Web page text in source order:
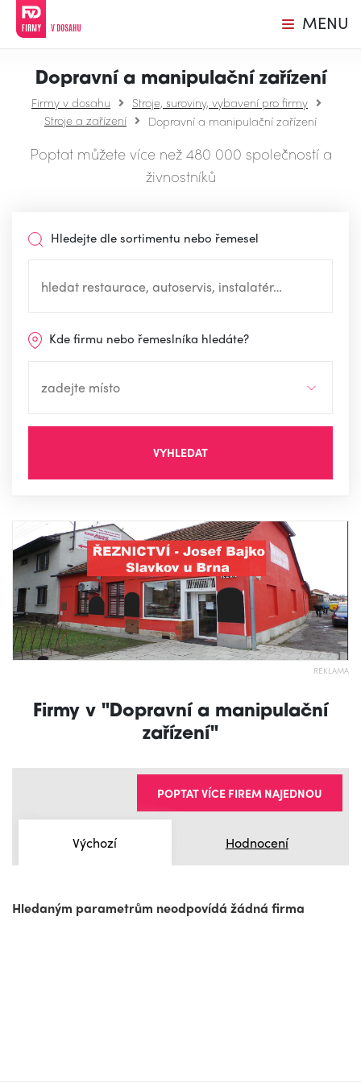
MENU
Dopravní a manipulační zařízení
Firmy v dosahu
Stroje, suroviny, vybavení pro firmy
Stroje a zařízení
Dopravní a manipulační zařízení
Poptat můžete více než 480 000 společností a
živnostníků
Hledejte dle sortimentu nebo řemesel
Kde firmu nebo řemeslníka hledáte?
VYHLEDAT
REKLAMA
Firmy v "Dopravní a manipulační
zařízení"
Výchozí Hodnocení
POPTAT VÍCE FIREM NAJEDNOU
Hledaným parametrům neodpovídá žádná firma